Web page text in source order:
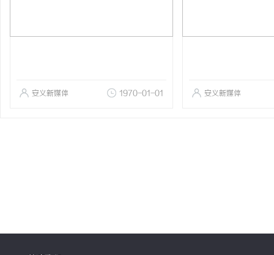
安义新媒体 1970-01-01 安义新媒体